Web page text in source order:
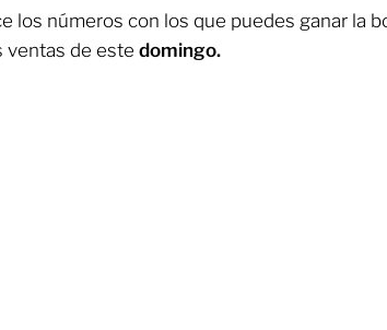
los números con los que puedes ganar la
ventas de este domingo.